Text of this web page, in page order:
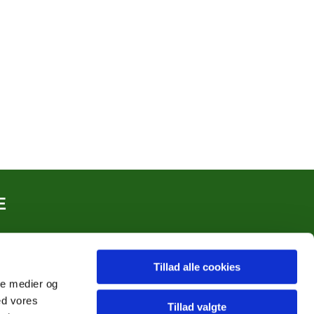
medier og
vores
Tillad alle cookies
Tillad valgte